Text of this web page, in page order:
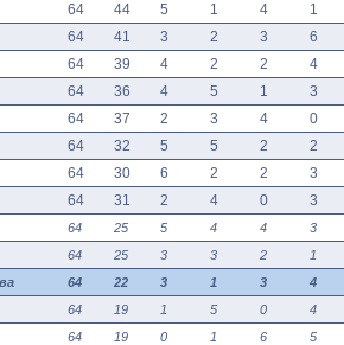
64 44 5 1 4
1
64 41 3 2 3
6
64 39 4 2 2
4
64 36 4 5 1
3
64 37 2 3 4
0
64 32 5 5 2
2
64 30 6 2 2
3
64 31 2 4 0 3
64 25 5 4 4
3
64 25 3 3 2
1
64 22 3 1 3
4
64 19 1 5 0
4
64 19 0 1 6
5